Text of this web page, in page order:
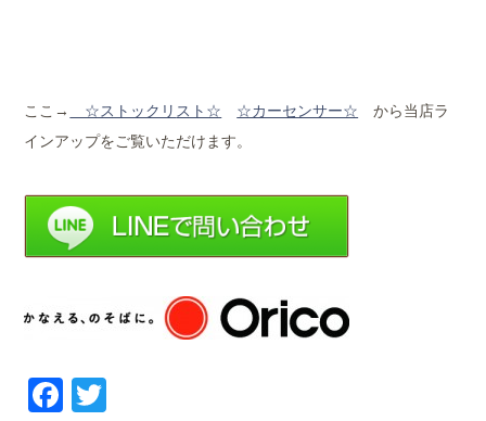
ここ→ ☆ストックリ スト☆ ☆カーセンサー☆ から当店ラ
インアップをご覧いただけます。
Facebook